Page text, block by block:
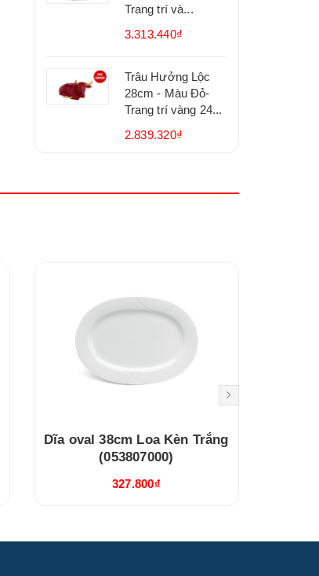
Trang trí và...
3.313.440₫
Trâu Hưởng Lộc
28cm - Màu Đỏ-
Trang trí vàng 24...
2.839.320₫
Dĩa oval 38cm Loa Kèn Trắng
(053807000)
327.800₫